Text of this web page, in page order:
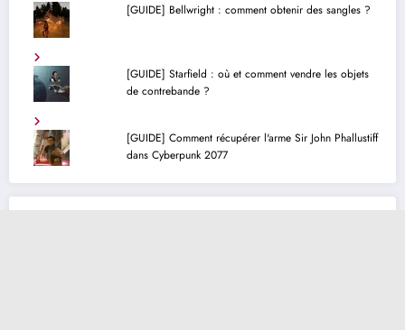
[GUIDE] Bellwright : comment obtenir des sangles ?
[GUIDE] Starfield : où et comment vendre les objets
de contrebande ?
[GUIDE] Comment récupérer l'arme Sir John Phallustiff
dans Cyberpunk 2077